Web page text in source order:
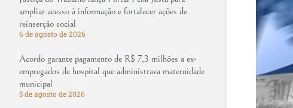
ampliar acesso à informação e fortalecer ações de
reinserção social
6 de agosto de 2026
Acordo garante pagamento de R$ 7,3 milhões a ex-
empregados de hospital que administrava maternidade
municipal
5 de agosto de 2026